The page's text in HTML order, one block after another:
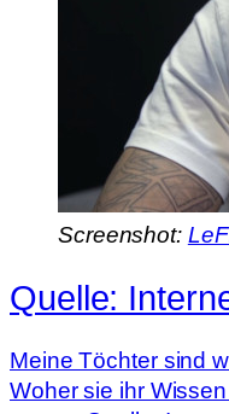
Screenshot:
Quelle:
Meine Töchter sind
Woher sie ihr